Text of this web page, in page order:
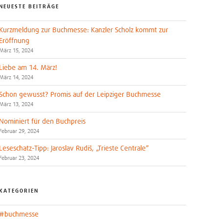
BEITRÄGE
zur Buchmesse: Kanzler Scholz kommt zur
15, 2024
am 14. März!
14, 2024
gewusst? Promis auf der Leipziger Buchmesse
13, 2024
für den Buchpreis
29, 2024
Tipp: Jaroslav Rudiš, „Trieste Centrale“
23, 2024